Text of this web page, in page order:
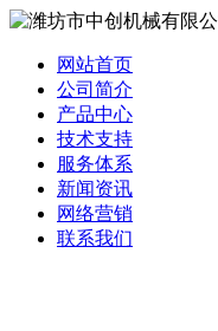
网站首页
公司简介
产品中心
技术支持
服务体系
新闻资讯
网络营销
联系我们